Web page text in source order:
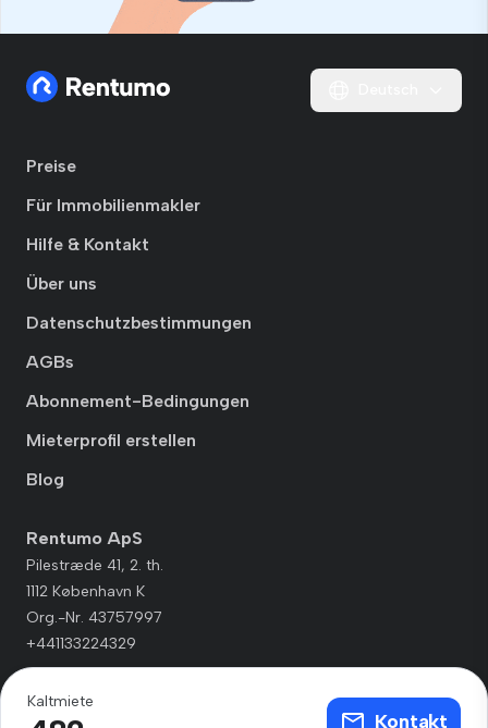
Kaltmiete
Kontakt
Preise
Für Immobilienmakler
Hilfe & Kontakt
Über uns
Datenschutzbestimmungen
AGBs
Abonnement-Bedingungen
Mieterprofil erstellen
Blog
Rentumo ApS
Pilestræde 41, 2. th.
1112 København K
Org.-Nr. 43757997
+441133224329